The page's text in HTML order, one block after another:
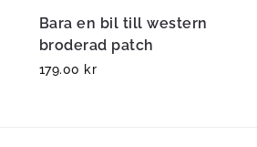
Bara en bil till western
broderad patch
179.00 kr